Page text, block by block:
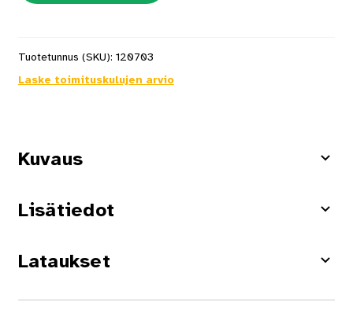
Tuotetunnus (SKU): 120703
Laske toimituskulujen arvio
Kuvaus
Lisätiedot
Lataukset